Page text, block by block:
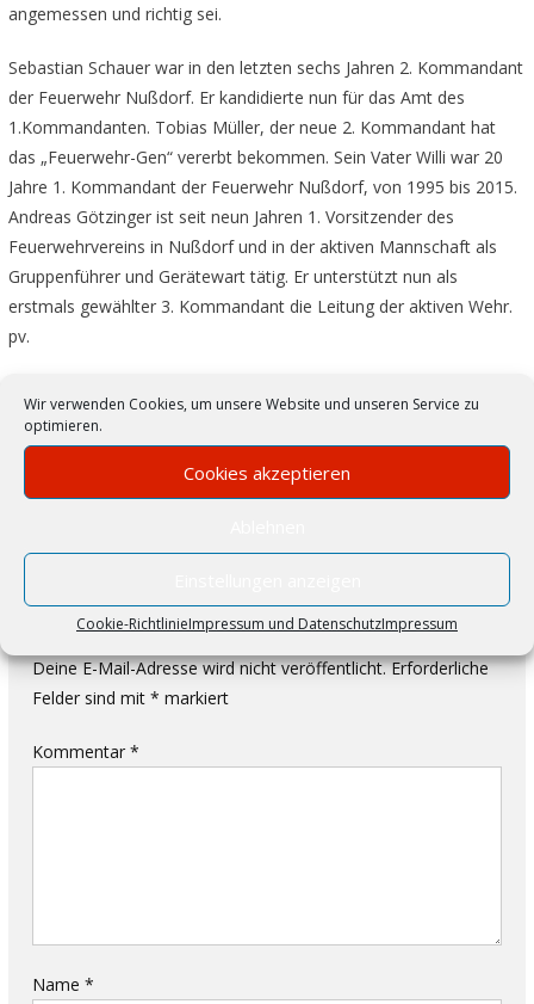
Wir verwenden Cookies, um unsere Website und unseren Service zu
optimieren.
Cookies akzeptieren
Cookie-RichtlinieImpressum und DatenschutzImpressum
angemessen und richtig sei.
Sebastian Schauer war in den letzten sechs Jahren 2. Kommandant
der Feuerwehr Nußdorf. Er kandidierte nun für das Amt des
1.Kommandanten. Tobias Müller, der neue 2. Kommandant hat
das „Feuerwehr-Gen“ vererbt bekommen. Sein Vater Willi war 20
Jahre 1. Kommandant der Feuerwehr Nußdorf, von 1995 bis 2015.
Andreas Götzinger ist seit neun Jahren 1. Vorsitzender des
Feuerwehrvereins in Nußdorf und in der aktiven Mannschaft als
Gruppenführer und Gerätewart tätig. Er unterstützt nun als
erstmals gewählter 3. Kommandant die Leitung der aktiven Wehr.
pv.
Die neu gewählten Kommandanten mit den Gruppenführern
Termine Vorstandschaft
Schreibe einen Kommentar
Deine E-Mail-Adresse wird nicht veröffentlicht. Erforderliche
Felder sind mit * markiert
Kommentar *
Name *